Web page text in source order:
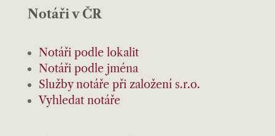
Notáři v ČR
Notáři podle lokalit
Notáři podle jména
Služby notáře při založení s.r.o.
Vyhledat notáře